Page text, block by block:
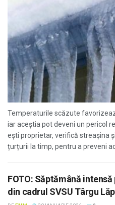
Temperaturile scăzute
iar aceștia pot deveni un pericol
ești proprietar, verifică streașina
țurțurii la timp, pentru a preveni
FOTO: Săptămână
din cadrul SVSU Târgu